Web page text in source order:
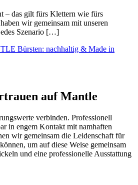
– das gilt fürs Klettern wie fürs
wir gemeinsam mit unseren
Szenario […]
Bürsten: nachhaltig & Made in
auf Mantle
verbinden. Professionell
in engem Kontakt mit namhaften
wir gemeinsam die Leidenschaft für
um auf diese Weise gemeinsam
und eine professionelle Ausstattung